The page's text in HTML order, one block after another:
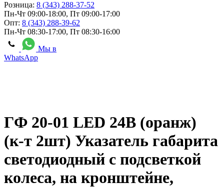
Розница: 8 (343) 288-37-52
Пн-Чт 09:00-18:00, Пт 09:00-17:00
Опт: 8 (343) 288-39-62
Пн-Чт 08:30-17:00, Пт 08:30-16:00
Мы в
WhatsApp
ГФ 20-01 LED 24В (оранж)
(к-т 2шт) Указатель габарита
светодиодный с подсветкой
колеса, на кронштейне,